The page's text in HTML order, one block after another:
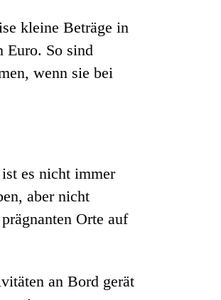
kleine Beträge in
Euro. So sind
wenn sie bei
es nicht immer
aber nicht
Orte auf
an Bord gerät